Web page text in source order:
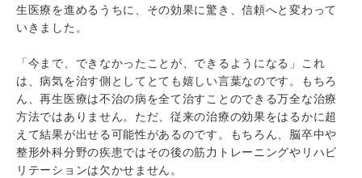
生医療を進めるうちに、その効果に驚き、信頼へと変わって
いきました。
「今まで、できなかったことが、できるようになる」これ
は、病気を治す側としてとても嬉しい言葉なのです。もちろ
ん、再生医療は不治の病を全て治すことのできる万全な治療
方法ではありません。ただ、従来の治療の効果をはるかに超
えて結果が出せる可能性があるのです。もちろん、脳卒中や
整形外科分野の疾患ではその後の筋力トレーニングやリハビ
リテーションは欠かせません。